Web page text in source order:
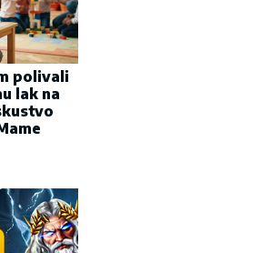
polivali
lak na